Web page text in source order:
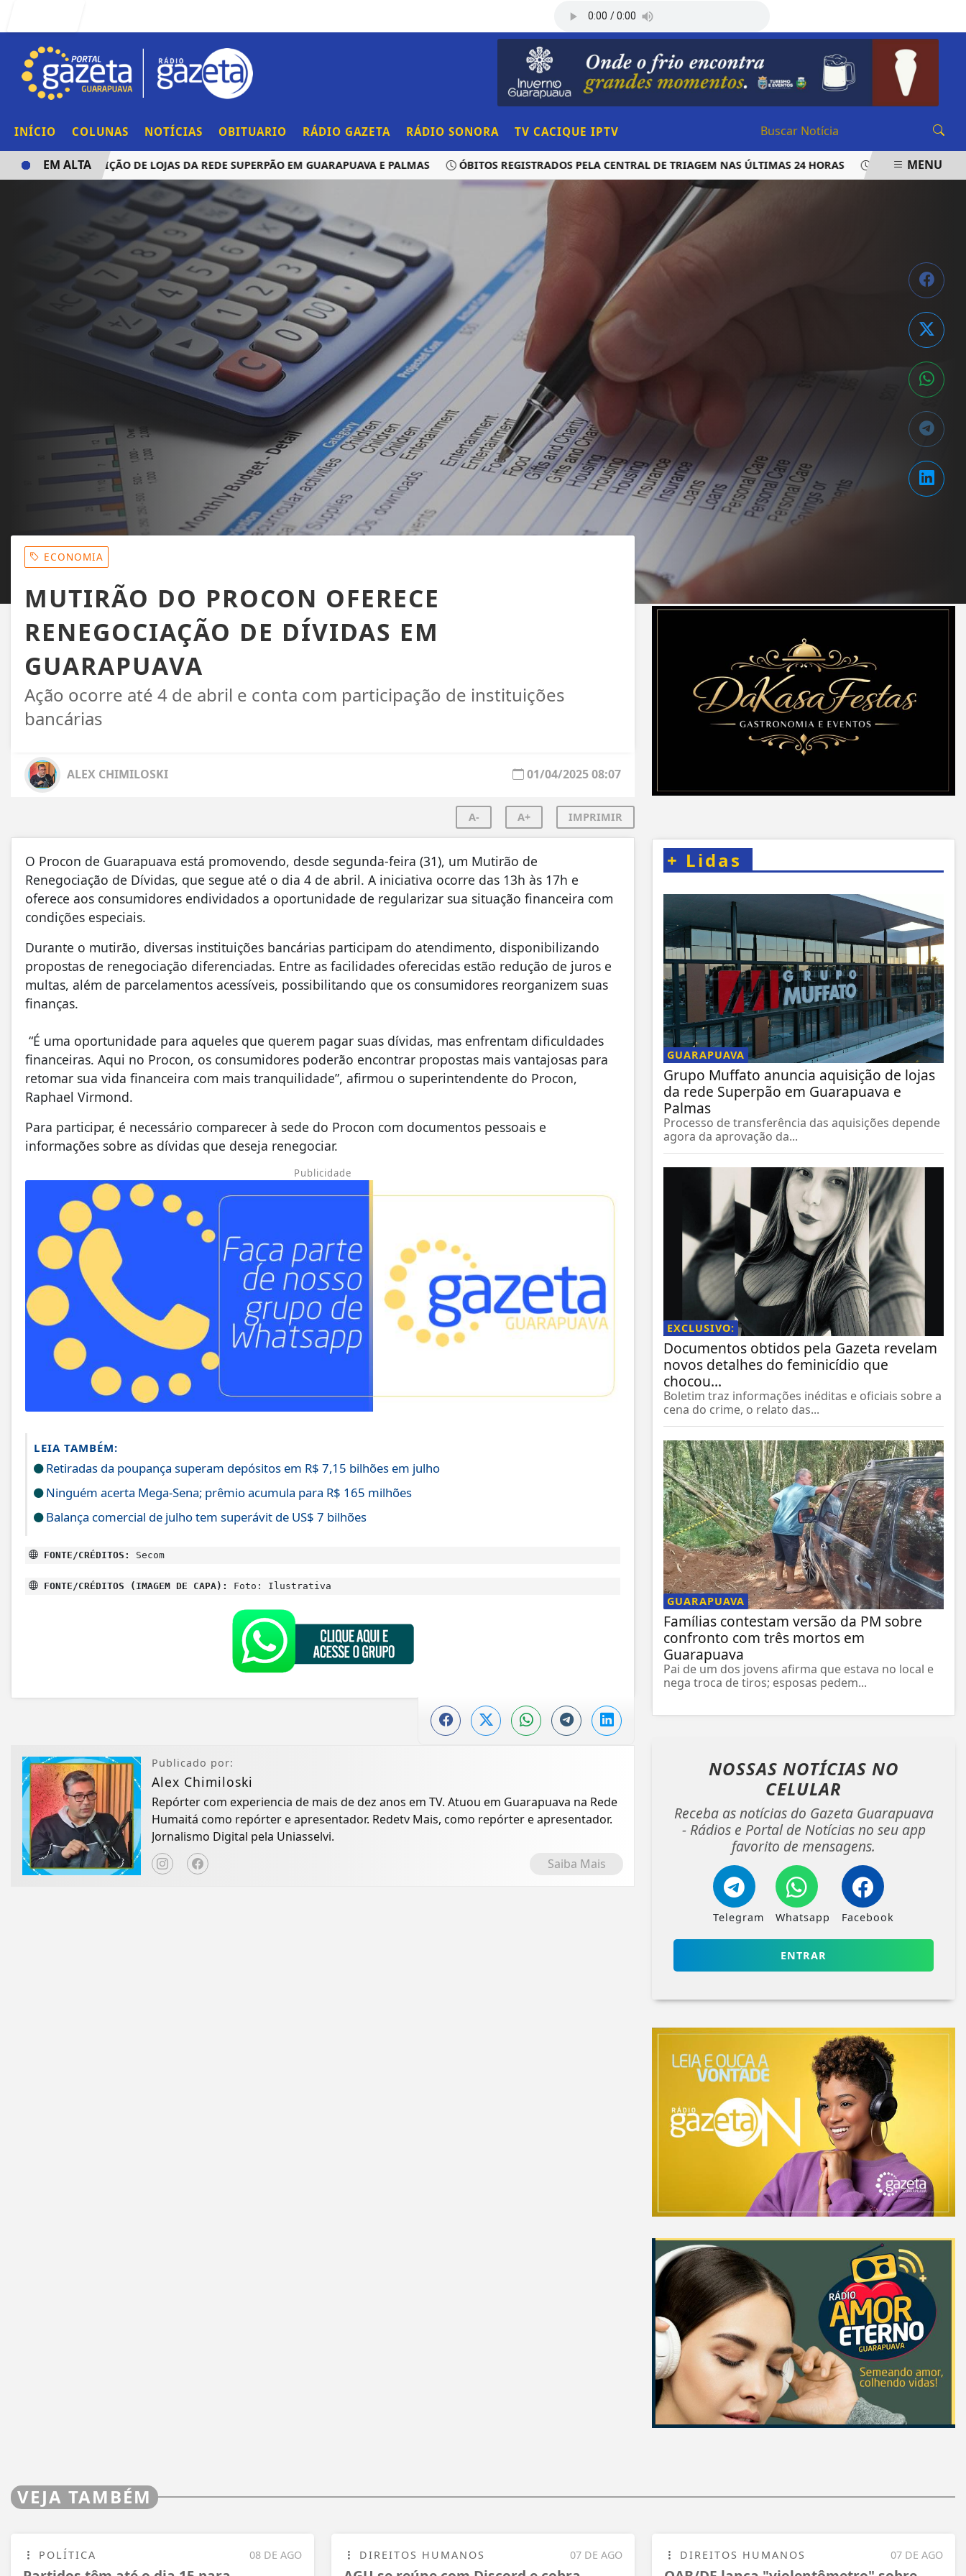
INÍCIO COLUNAS NOTÍCIAS OBITUARIO RÁDIO GAZETA RÁDIO SONORA TV CACIQUE IPTV
AQUISIÇÃO DE LOJAS DA REDE SUPERPÃO EM GUARAPUAVA E PALMAS ÓBITOS REGISTRADOS PELA CENTRAL DE TRIAGEM NAS ÚLTIMAS 24 HORAS LAUDO APONTA QUE
EM ALTA MENU
ECONOMIA
MUTIRÃO DO PROCON OFERECE
RENEGOCIAÇÃO DE DÍVIDAS EM
GUARAPUAVA
Ação ocorre até 4 de abril e conta com participação de instituições
bancárias
ALEX CHIMILOSKI 01/04/2025 08:07
A- A+ IMPRIMIR
O Procon de Guarapuava está promovendo, desde segunda-feira (31), um Mutirão de
Renegociação de Dívidas, que segue até o dia 4 de abril. A iniciativa ocorre das 13h às 17h e
oferece aos consumidores endividados a oportunidade de regularizar sua situação financeira com
condições especiais.
Durante o mutirão, diversas instituições bancárias participam do atendimento, disponibilizando
propostas de renegociação diferenciadas. Entre as facilidades oferecidas estão redução de juros e
multas, além de parcelamentos acessíveis, possibilitando que os consumidores reorganizem suas
finanças.
“É uma oportunidade para aqueles que querem pagar suas dívidas, mas enfrentam dificuldades
financeiras. Aqui no Procon, os consumidores poderão encontrar propostas mais vantajosas para
retomar sua vida financeira com mais tranquilidade”, afirmou o superintendente do Procon,
Raphael Virmond.
Para participar, é necessário comparecer à sede do Procon com documentos pessoais e
informações sobre as dívidas que deseja renegociar.
Publicidade
LEIA TAMBÉM:
Retiradas da poupança superam depósitos em R$ 7,15 bilhões em julho
Ninguém acerta Mega-Sena; prêmio acumula para R$ 165 milhões
Balança comercial de julho tem superávit de US$ 7 bilhões
FONTE/CRÉDITOS: Secom
FONTE/CRÉDITOS (IMAGEM DE CAPA): Foto: Ilustrativa
Publicado por:
Alex Chimiloski
Repórter com experiencia de mais de dez anos em TV. Atuou em Guarapuava na Rede
Humaitá como repórter e apresentador. Redetv Mais, como repórter e apresentador.
Jornalismo Digital pela Uniasselvi.
Saiba Mais
+ Lidas
GUARAPUAVA
Grupo Muffato anuncia aquisição de lojas
da rede Superpão em Guarapuava e
Palmas
Processo de transferência das aquisições depende
agora da aprovação da...
EXCLUSIVO:
Documentos obtidos pela Gazeta revelam
novos detalhes do feminicídio que
chocou...
Boletim traz informações inéditas e oficiais sobre a
cena do crime, o relato das...
GUARAPUAVA
Famílias contestam versão da PM sobre
confronto com três mortos em
Guarapuava
Pai de um dos jovens afirma que estava no local e
nega troca de tiros; esposas pedem...
NOSSAS NOTÍCIAS NO
CELULAR
Receba as notícias do Gazeta Guarapuava
- Rádios e Portal de Notícias no seu app
favorito de mensagens.
Telegram Whatsapp Facebook
ENTRAR
VEJA TAMBÉM
08 DE AGO
POLÍTICA 07 DE AGO
DIREITOS HUMANOS 07 DE AGO
DIREITOS HUMANOS